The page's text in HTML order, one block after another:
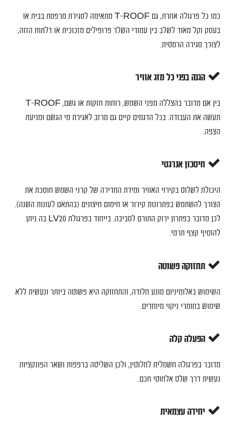
כמו כל פרגולה אחרת, גם T-ROOF מתאימה לסגירת מרפסת בבית או
בעסק וקל מאוד לשלב בין עמודי השלד פרופילים מזכוכית או דלתות הזזה,
לצורך סגירה הרמטית.
הגנה בפני כל מזג אוויר
בין אם מדובר בהצללה מפני השמש, רוחות חזקות או גשם, T-ROOF
תעשה את העבודה. בכל הדגמים קיים גם מרזב לאגירת מי הגשם ומניעת
הצפה.
חיסכון אנרגטי
היכולת לשלוט בקירוי האוויר ומידת החדירה של קרני השמש חוסכת את
הצורך להשתמש בפתרונות קירור או חימום חיצונים (בהתאם לעונות השנה).
לכן מדובר בפתרון ירוק התורם לסביבה. בייחוד בפרגולת LV20 בה ניתן
להוסיף קצף תרמי.
תחזוקה פשוטה
השימוש באלומיניום מונע חלודה, והתחזוקה היא פשוטה ביותר ונעשית ללא
שימוש בחומרי ניקוי מיוחדים.
הפעלה קלה
מדובר בפרגולה חשמלית לחלוטין, ולכן השליטה ברפפות ושאר הפונקציות
נעשית דרך שלט אלחוטי חכם.
יחידה עצמאית